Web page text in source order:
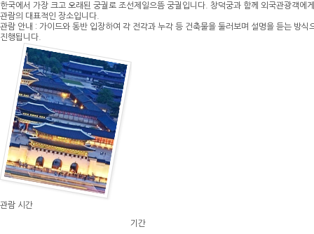
한국에서 가장 크고 오래된 궁궐로 조선제일으뜸 궁궐입니다. 창덕궁과 함께 외국관광객에
관람의 대표적인 장소입니다.
관람 안내 : 가이드와 동반 입장하여 각 전각과 누각 등 건축물을 둘러보며 설명을 듣는 방식
진행됩니다.
관람 시간
기간